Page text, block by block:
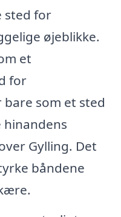
sted for
øjeblikke.
et
for
som et sted
hinandens
Gylling. Det
båndene